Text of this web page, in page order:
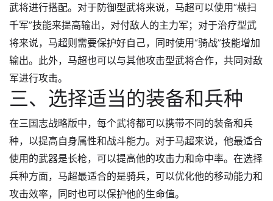
武将进行搭配。对于防御型武将来说，马超可以使用“横扫
千军”技能来提高输出，对付敌人的主力军；对于治疗型武
将来说，马超则需要保护好自己，同时使用“骑战”技能增加
输出。此外，马超也可以与其他攻击型武将合作，共同对敌
军进行攻击。
三、选择适当的装备和兵种
在三国志战略版中，每个武将都可以携带不同的装备和兵
种，以提高自身属性和战斗能力。对于马超来说，他最适合
使用的武器是长枪，可以提高他的攻击力和命中率。在选择
兵种方面，马超最适合的是骑兵，可以优化他的移动能力和
攻击效率，同时也可以保护他的生命值。